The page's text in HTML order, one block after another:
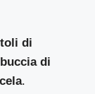
di
di
.